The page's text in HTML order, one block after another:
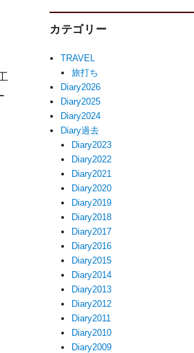
カテゴリー
TRAVEL
旅打ち
Diary2026
Diary2025
Diary2024
Diary過去
Diary2023
Diary2022
Diary2021
Diary2020
Diary2019
Diary2018
Diary2017
Diary2016
Diary2015
Diary2014
Diary2013
Diary2012
Diary2011
Diary2010
Diary2009